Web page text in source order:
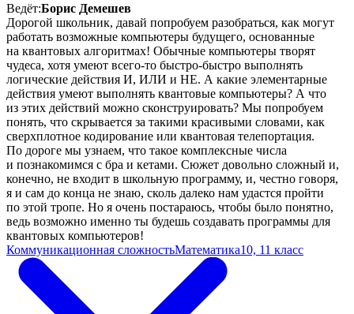
Ведёт:Борис Демешев
Дорогой школьник, давай попробуем разобраться, как могут
работать возможные компьютеры будущего, основанные
на квантовых алгоритмах! Обычные компьютеры творят
чудеса, хотя умеют всего-то быстро-быстро выполнять
логические действия И, ИЛИ и НЕ. А какие элементарные
действия умеют выполнять квантовые компьютеры? А что
из этих действий можно сконструировать? Мы попробуем
понять, что скрывается за такими красивыми словами, как
сверхплотное кодирование или квантовая телепортация.
По дороге мы узнаем, что такое комплексные числа
и познакомимся с бра и кетами. Сюжет довольно сложный и,
конечно, не входит в школьную программу, и, честно говоря,
я и сам до конца не знаю, сколь далеко нам удастся пройти
по этой тропе. Но я очень постараюсь, чтобы было понятно,
ведь возможно именно ты будешь создавать программы для
квантовых компьютеров!
Коммуникационная сложностьМатематика10, 11 класс